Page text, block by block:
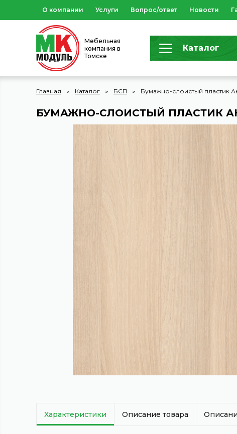
О компании Услуги Вопрос/ответ Новости
Мебельная
компания в
Томске
Каталог
Главная Каталог БСП Бумажно-слоистый пластик
БУМАЖНО-СЛОИСТЫЙ ПЛАСТИК
Характеристики Описание товара